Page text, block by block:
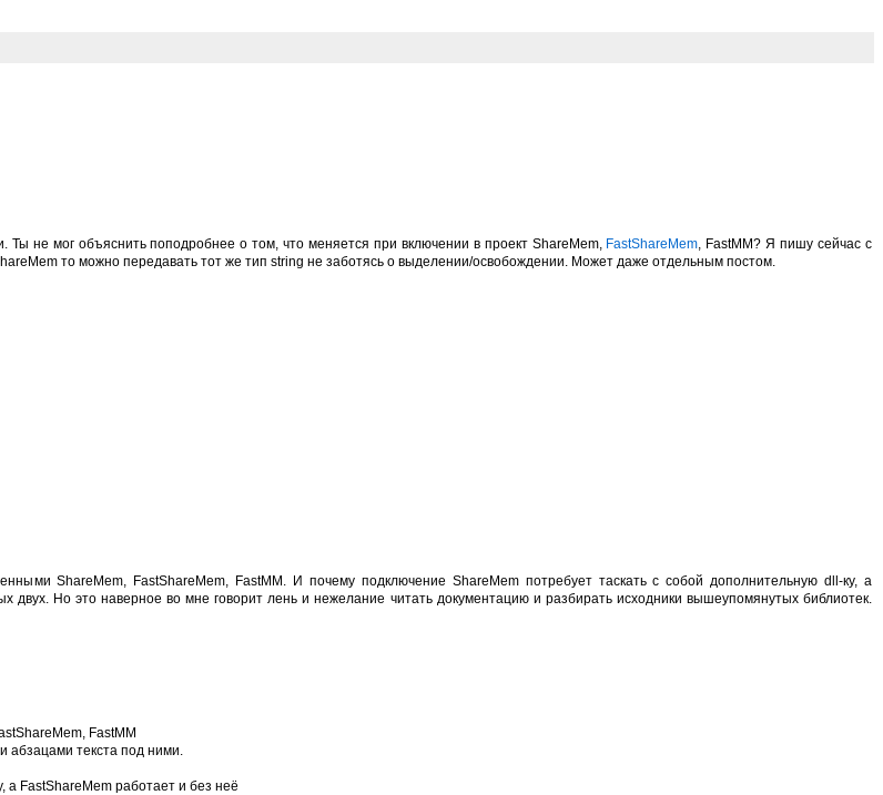
не мог объяснить поподробнее о том, что меняется при включении в проект ShareMem, FastShareMem, FastMM? Я пишу сейчас с
то можно передавать тот же тип string не заботясь о выделении/освобождении. Может даже отдельным постом.
ShareMem, FastShareMem, FastMM. И почему подключение ShareMem потребует таскать с собой дополнительную dll-ку, а
двух. Но это наверное во мне говорит лень и нежелание читать документацию и разбирать исходники вышеупомянутых библиотек.
FastMM
абзацами текста под ними.
а FastShareMem работает и без неё